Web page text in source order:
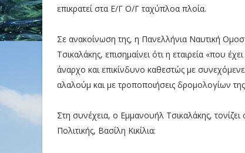
επικρατεί στα Ε/Γ Ο/Γ ταχύπλοα πλοία.
Σε ανακοίνωση της, η Πανελλήνια Ναυτική
Τσικαλάκης, επισημαίνει ότι η εταιρεία «που
άναρχο και επικίνδυνο καθεστώς με
αλαλούμ και με τροποποιήσεις δρομολογίων της
Στη συνέχεια, ο Εμμανουήλ Τσικαλάκης,
Πολιτικής, Βασίλη Κικίλια: